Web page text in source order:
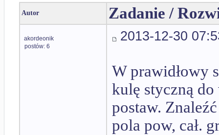
Autor Zadanie /
akordeonik
postów: 6
2013-12-30
W prawidłowy
kulę styczną
postaw.
pola pow, cał.